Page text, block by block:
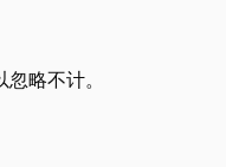
略不计。